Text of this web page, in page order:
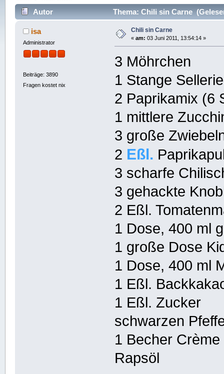
Autor Thema: Chili sin Carne
isa
Administrator
Beiträge: 3890
Fragen kostet nix
Chili sin Carne
« am: 03 Juni 2011, 13:54:14 »
3 Möhrchen
1 Stange Sellerie
2 Paprikamix (6
1 mittlere
3 große
2 Eßl.
3 scharfe
3 gehackte
2 Eßl.
1 Dose, 400 ml
1 große Dose
1 Dose, 400 ml
1 Eßl.
1 Eßl. Zucker
schwarzen
1 Becher
Rapsöl